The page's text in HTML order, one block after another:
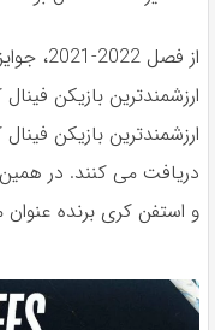
از فصل
ارزشمندترین بازیکن
ارزشمندترین بازیکن
دریافت می کنند. در همین
و استفن کری برنده